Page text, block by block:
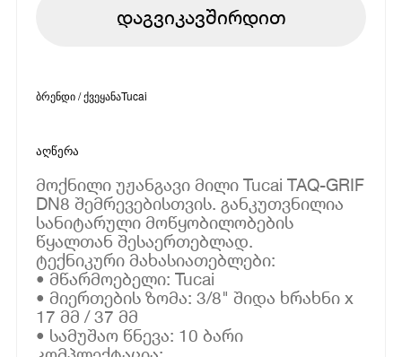
დაგვიკავშირდით
ბრენდი / ქვეყანაTucai
აღწერა
მოქნილი უჟანგავი მილი Tucai TAQ-GRIF
DN8 შემრევებისთვის. განკუთვნილია
სანიტარული მოწყობილობების
წყალთან შესაერთებლად.
ტექნიკური მახასიათებლები:
• მწარმოებელი: Tucai
• მიერთების ზომა: 3/8" შიდა ხრახნი x
17 მმ / 37 მმ
• სამუშაო წნევა: 10 ბარი